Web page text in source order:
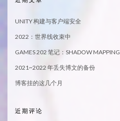
UNITY 构建与客户端安全
2022：世界线收束中
GAMES 202 笔记：SHADOW MAPPING
2021~2022 年丢失博文的备份
博客挂的这几个月
近期评论